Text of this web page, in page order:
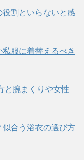
割といらないと感
服に着替えるべき
と腕まくりや女性
合う浴衣の選び方